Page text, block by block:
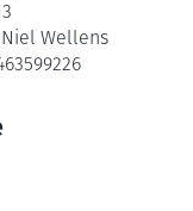
Niel Wellens